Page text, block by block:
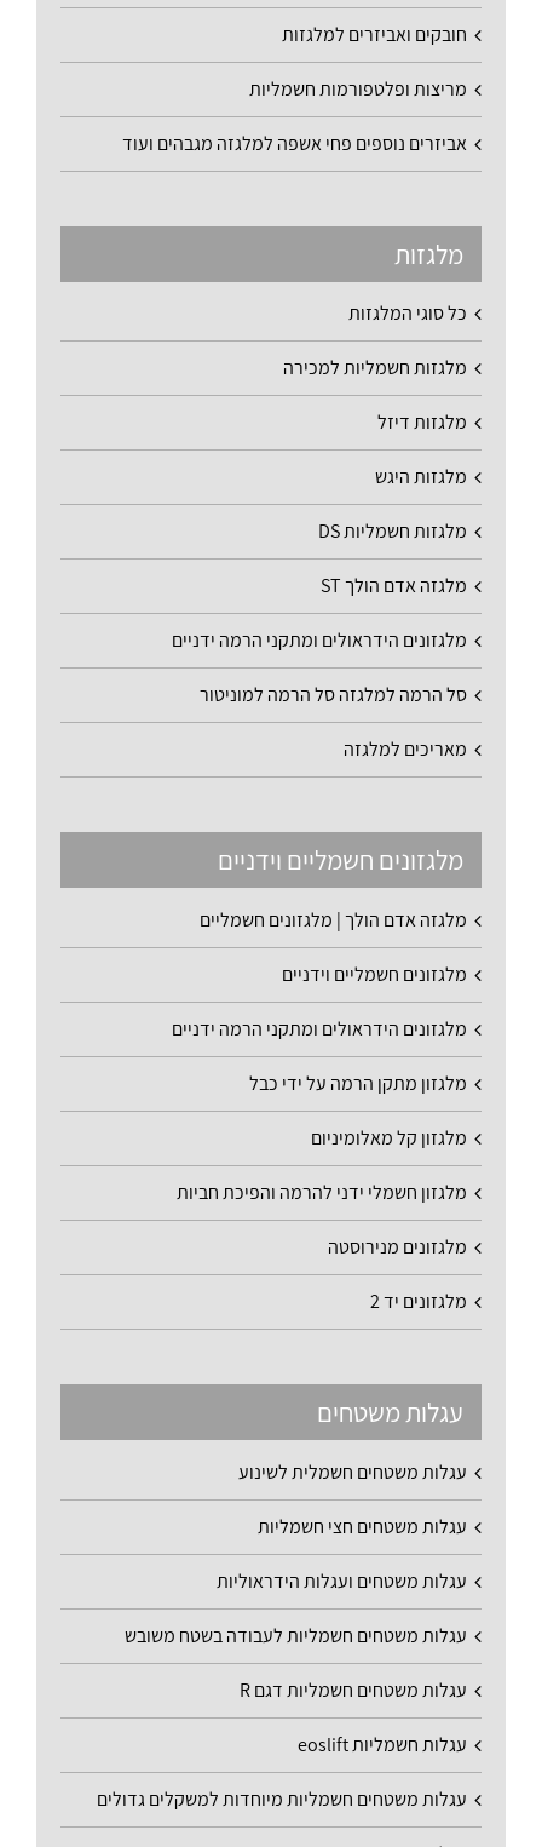
חובקים ואביזרים למלגזות
מריצות ופלטפורמות חשמליות
אביזרים נוספים פחי אשפה למלגזה מגבהים ועוד
מלגזות
כל סוגי המלגזות
מלגזות חשמליות למכירה
מלגזות דיזל
מלגזות היגש
מלגזות חשמליות DS
מלגזה אדם הולך ST
מלגזונים הידראולים ומתקני הרמה ידניים
סל הרמה למלגזה סל הרמה למוניטור
מאריכים למלגזה
מלגזונים חשמליים וידניים
מלגזה אדם הולך | מלגזונים חשמליים
מלגזונים חשמליים וידניים
מלגזונים הידראולים ומתקני הרמה ידניים
מלגזון מתקן הרמה על ידי כבל
מלגזון קל מאלומיניום
מלגזון חשמלי ידני להרמה והפיכת חביות
מלגזונים מנירוסטה
מלגזונים יד 2
עגלות משטחים
עגלות משטחים חשמלית לשינוע
עגלות משטחים חצי חשמליות
עגלות משטחים ועגלות הידראוליות
עגלות משטחים חשמליות לעבודה בשטח משובש
עגלות משטחים חשמליות דגם R
עגלות חשמליות eoslift
עגלות משטחים חשמליות מיוחדות למשקלים גדולים